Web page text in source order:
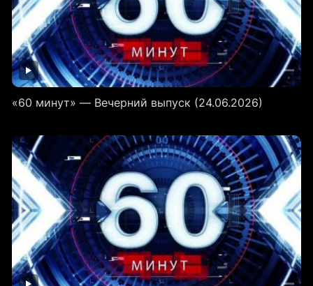
«60 минут» — Вечерний выпуск (24.06.2026)